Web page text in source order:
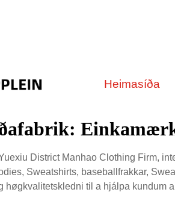
Heimasíða
District Manhao Clothing Firm,
Sweatshirts, baseballfrakkar,
høgkvalitetskledni til a hjálpa kundum